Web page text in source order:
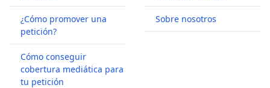
¿Cómo promover una
petición?
Cómo conseguir
cobertura mediática para
tu petición
Sobre nosotros